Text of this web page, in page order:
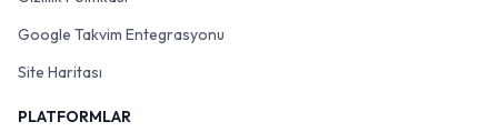
Google Takvim Entegrasyonu
Site Haritası
PLATFORMLAR